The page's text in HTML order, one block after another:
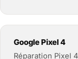
Google Pixel 4
Réparation Pixel